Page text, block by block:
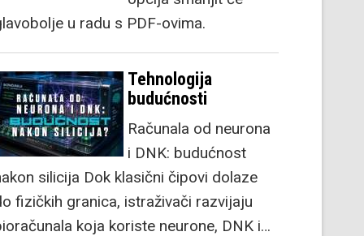
u radu s PDF-ovima.
Tehnologija
budućnosti
Računala od neurona
i DNK: budućnost
silicija Dok klasični čipovi dolaze
fizičkih granica, istraživači razvijaju
koja koriste neurone, DNK i…